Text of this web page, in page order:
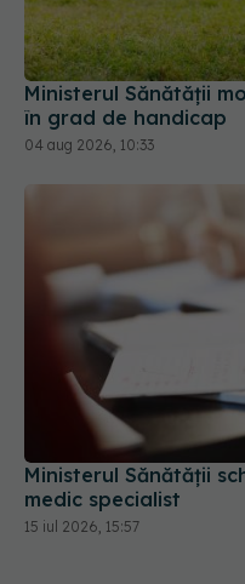
Ministerul Sănătății
în grad de handicap
04 aug 2026, 10:33
Ministerul Sănătății
medic specialist
15 iul 2026, 15:57